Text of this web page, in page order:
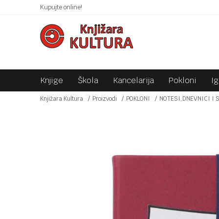
Kupujte online!SIGURNO PLAĆANJE PLATNIM KARTICAMA!
Knjige Škola Kancelarija Pokloni
Knjižara Kultura Proizvodi POKLONI NOTESI,DNEVNICI I